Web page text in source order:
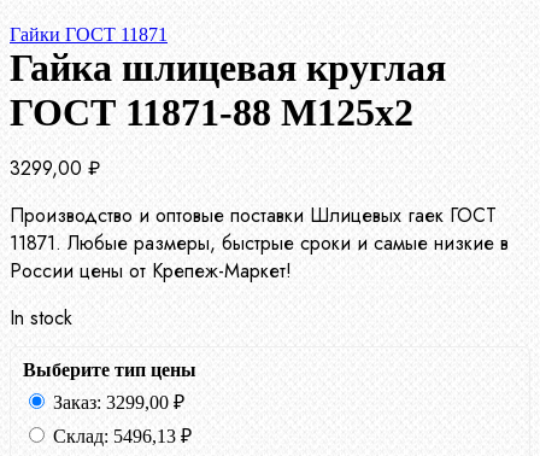
Гайки ГОСТ 11871
Гайка шлицевая круглая
ГОСТ 11871-88 М125х2
3299,00 ₽
Производство и оптовые поставки Шлицевых гаек ГОСТ
11871. Любые размеры, быстрые сроки и самые низкие в
России цены от Крепеж-Маркет!
In stock
Выберите тип цены
Заказ: 3299,00 ₽
Склад: 5496,13 ₽